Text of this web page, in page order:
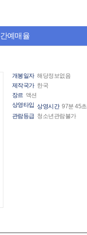
예매율
개봉일자 해당정보없음
제작국가 한국
장르 액션
상영타입 상영시간 97분 45초
관람등급 청소년관람불가